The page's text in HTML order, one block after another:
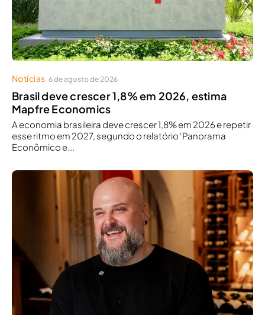
Notícias 6 de agosto de 2026
Brasil deve crescer 1,8% em 2026, estima
Mapfre Economics
A economia brasileira deve crescer 1,8% em 2026 e repetir
esse ritmo em 2027, segundo o relatório ‘Panorama
Econômico e...